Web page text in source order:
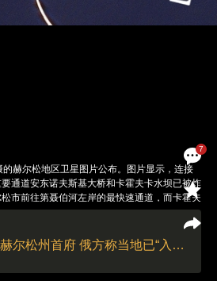
7
赫尔松地区卫星图片公布。图片显示，连接
通道安东诺夫斯基大桥和卡霍夫卡水坝已被炸
市前往第聂伯河左岸的最快速通道，而卡霍夫
为包括赫尔松在内的南部地区提供饮用水
聂伯河支流因古列茨河上的达利耶夫斯基大桥也
在前线取得重大进展，共夺回乌克兰南部的
日，乌克兰通讯社报道称，乌军已进入赫尔松
时隔八个月乌军收复赫尔松州首府 俄方称当地已“入俄”地位不会改变